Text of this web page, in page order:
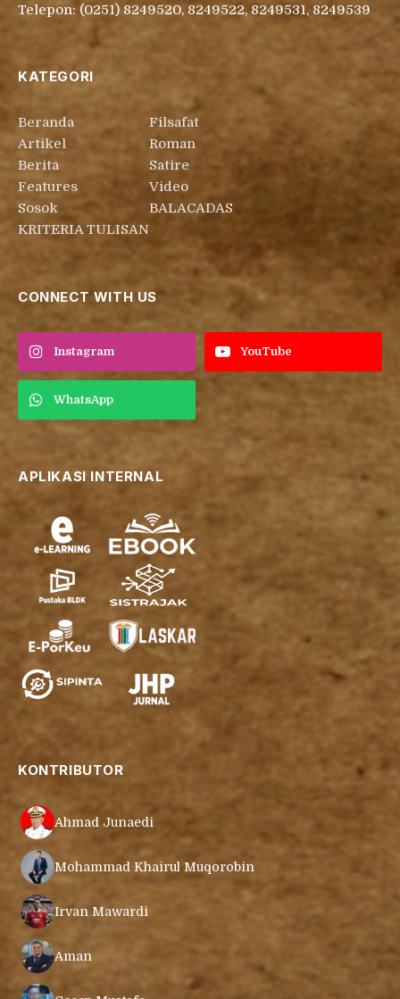
Telepon: (0251) 8249520, 8249522, 8249531, 8249539
KATEGORI
Beranda
Artikel
Berita
Features
Sosok
KRITERIA TULISAN
Filsafat
Roman
Satire
Video
BALACADAS
CONNECT WITH US
Instagram YouTube
WhatsApp
APLIKASI INTERNAL
KONTRIBUTOR
Ahmad Junaedi
Mohammad Khairul Muqorobin
Irvan Mawardi
Aman